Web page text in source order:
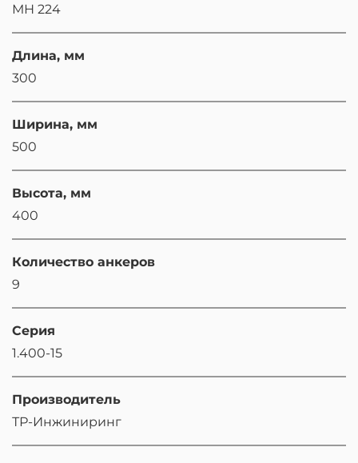
МН 224
Длина, мм
300
Ширина, мм
500
Высота, мм
400
Количество анкеров
9
Серия
1.400-15
Производитель
ТР-Инжиниринг